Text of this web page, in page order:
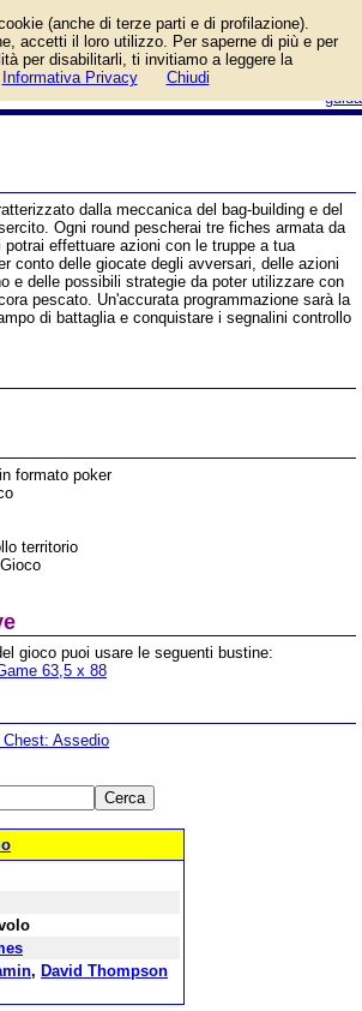
guida
e prezzo di vendita.
Prodotto da Ghenos
dalla meccanica del bag-building e del
Ogni round pescherai tre fiches armata da
effettuare azioni con le truppe a tua
conto delle giocate degli avversari, delle azioni
e delle possibili strategie da poter utilizzare con
pescato. Un'accurata programmazione sarà la
di battaglia e conquistare i segnalini controllo
formato poker
territorio
gioco puoi usare le seguenti bustine:
63,5 x 88
Chest: Assedio
, David Thompson
(anche di terze parti e di profilazione).
accetti il loro utilizzo. Per saperne di più e per
per disabilitarli, ti invitiamo a leggere la
Informativa Privacy Chiudi